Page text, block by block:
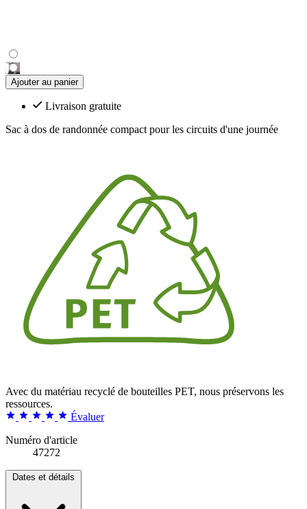
Ajouter au panier
Livraison gratuite
Sac à dos de randonnée compact pour les circuits d'une journée
Avec du matériau recyclé de bouteilles PET, nous préservons les
ressources.
Évaluer
Numéro d'article
47272
Dates et détails